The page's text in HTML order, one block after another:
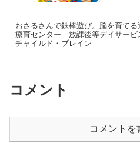
おさるさんで鉄棒遊び。脳を育てる
療育センター 放課後等デイサービ
チャイルド・ブレイン
コメント
コメントを